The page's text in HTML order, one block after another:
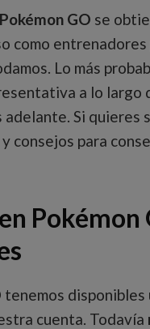
GO se
como
Lo más
a lo largo
adelante. Si quieres
consejos para
tenemos
cuenta. Todavía